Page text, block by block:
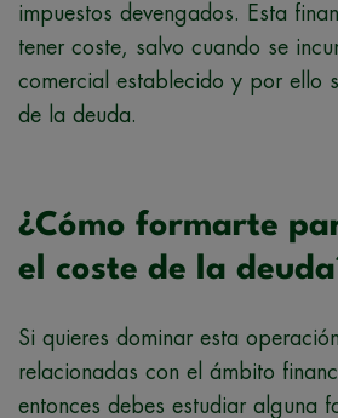
impuestos devengados. Esta
tener coste, salvo cuando se
comercial establecido y por ello
de la deuda.
¿Cómo formarte
el coste de la
Si quieres dominar esta
relacionadas con el ámbito
entonces debes estudiar alguna